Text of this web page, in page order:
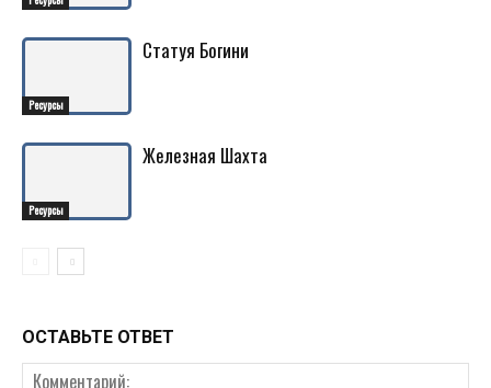
Ресурсы
Статуя Богини
Ресурсы
Железная Шахта
ОСТАВЬТЕ ОТВЕТ